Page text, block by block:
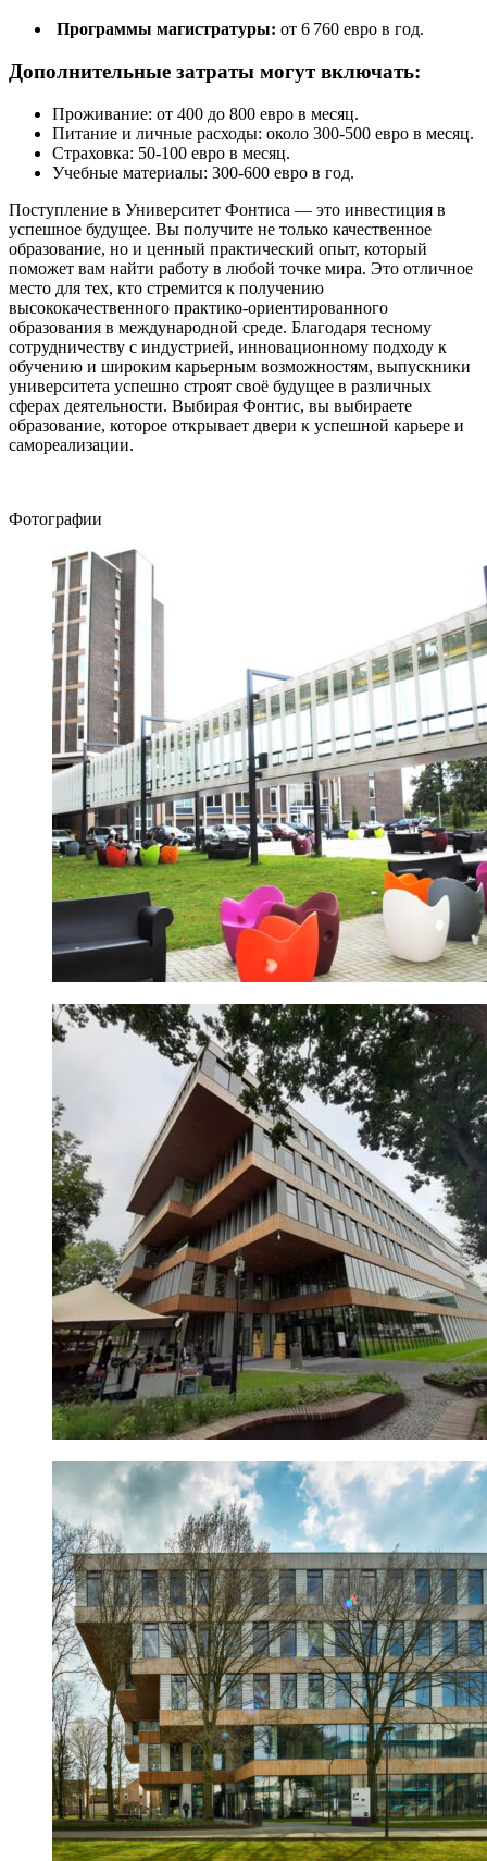
Программы магистратуры: от 6 760 евро в год.
Дополнительные затраты могут включать:
Проживание: от 400 до 800 евро в месяц.
Питание и личные расходы: около 300-500 евро в месяц.
Страховка: 50-100 евро в месяц.
Учебные материалы: 300-600 евро в год.
Поступление в Университет Фонтиса — это инвестиция в
успешное будущее. Вы получите не только качественное
образование, но и ценный практический опыт, который
поможет вам найти работу в любой точке мира. Это отличное
место для тех, кто стремится к получению
высококачественного практико-ориентированного
образования в международной среде. Благодаря тесному
сотрудничеству с индустрией, инновационному подходу к
обучению и широким карьерным возможностям, выпускники
университета успешно строят своё будущее в различных
сферах деятельности. Выбирая Фонтис, вы выбираете
образование, которое открывает двери к успешной карьере и
самореализации.
Фотографии